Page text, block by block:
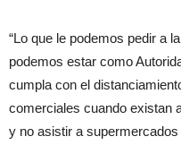
“Lo que le podemos pedir a
podemos estar como
cumpla con el
comerciales cuando existan
y no asistir a